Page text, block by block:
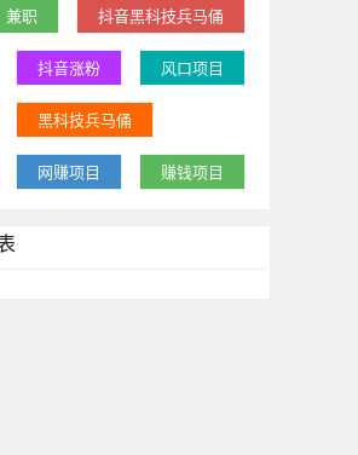
兼职 抖音黑科技兵马俑
抖音涨粉 风口项目
黑科技兵马俑
网赚项目 赚钱项目